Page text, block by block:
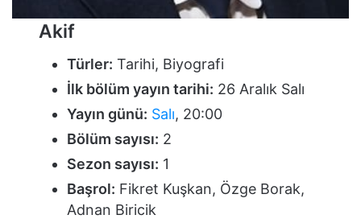
Akif
Türler: Tarihi, Biyografi
İlk bölüm yayın tarihi: 26 Aralık Salı
Yayın günü: Salı, 20:00
Bölüm sayısı: 2
Sezon sayısı: 1
Başrol: Fikret Kuşkan, Özge Borak,
Adnan Biricik